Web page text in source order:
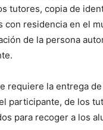
tutores, copia de
con residencia en el
de la persona
requiere la entrega
participante, de los
para recoger a los